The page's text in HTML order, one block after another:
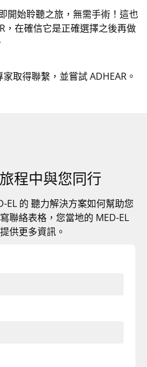
開始聆聽之旅，無需手術！這也
，在確信它是正確選擇之後再做
取得聯繫，並嘗試 ADHEAR。
程中與您同行
EL 的 聽力解決方案如何幫助您
聯絡表格，您當地的 MED-EL
供更多資訊。